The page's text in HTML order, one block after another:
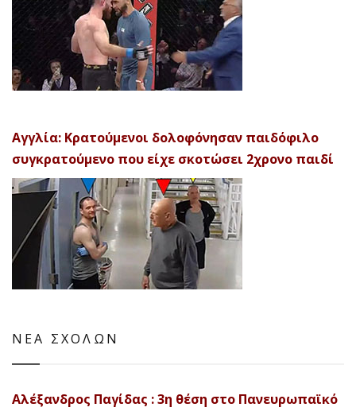
Αγγλία: Κρατούμενοι δολοφόνησαν παιδόφιλο
συγκρατούμενο που είχε σκοτώσει 2χρονο παιδί
ΝΕΑ ΣΧΟΛΩΝ
Αλέξανδρος Παγίδας : 3η θέση στο Πανευρωπαϊκό